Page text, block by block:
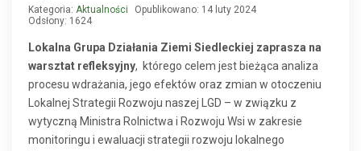
Kategoria: Aktualności
Opublikowano: 14 luty 2024
Odsłony: 1624
Lokalna Grupa Działania Ziemi Siedleckiej zaprasza na
warsztat refleksyjny, którego celem jest bieżąca analiza
procesu wdrażania, jego efektów oraz zmian w otoczeniu
Lokalnej Strategii Rozwoju naszej LGD – w związku z
wytyczną Ministra Rolnictwa i Rozwoju Wsi w zakresie
monitoringu i ewaluacji strategii rozwoju lokalnego